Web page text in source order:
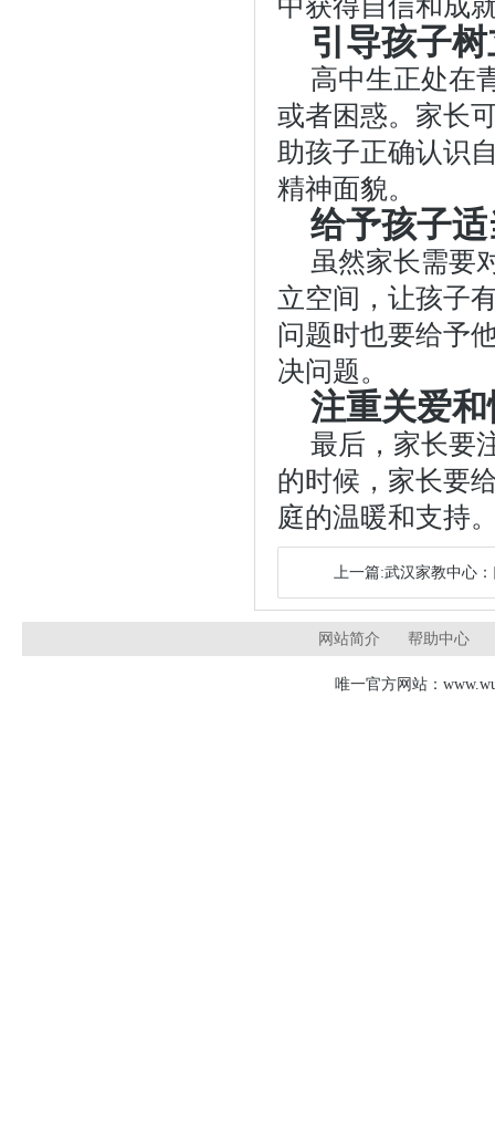
引导孩子
高中生正处在
或者困惑。家长
助孩子正确认识
精神面貌。
给予孩子
虽然家长需要
立空间，让孩子
问题时也要给予
决问题。
注重关爱
最后，家长要
的时候，家长要
庭的温暖和支持
上一篇:武汉家教中心
网站简介 帮助中心
唯一官方网站：